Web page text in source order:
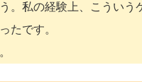
。私の経験上、こうい
たです。